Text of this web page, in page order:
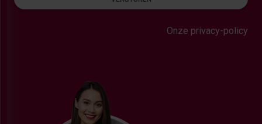
Onze privacy-policy